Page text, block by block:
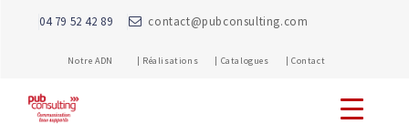
04 79 52 42 89 contact@pubconsulting.com
Notre ADN | Réalisations | Catalogues | Contact